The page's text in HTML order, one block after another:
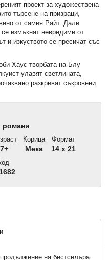
проект за художествена
търсене на призраци,
от самия Райт. Дали
измъкнат невредими от
и изкуството се пресичат със
Хаус творбата на Блу
улавят светлината,
разкриват съкровени
романи
7+
Корица
Мека
Формат
14 x 21
на бестселъра